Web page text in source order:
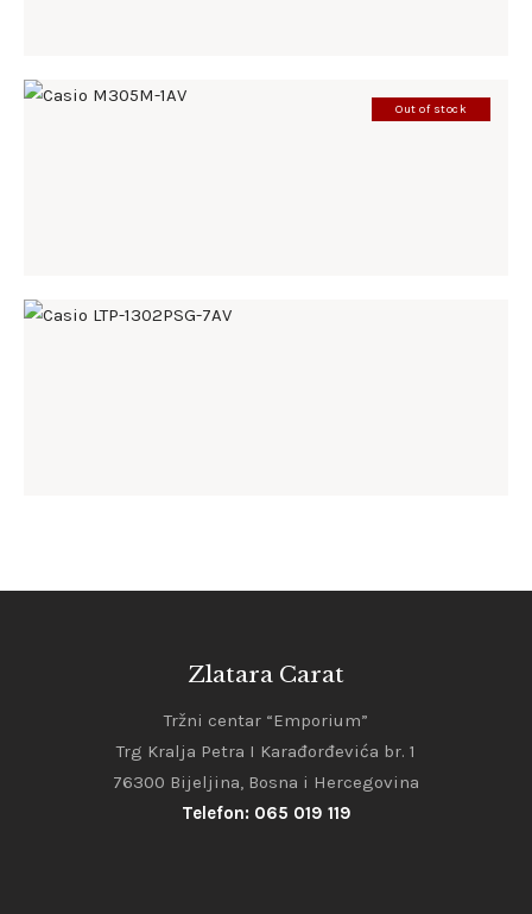
Out of stock
Zlatara Carat
Tržni centar “Emporium”
Trg Kralja Petra I Karađorđevića br. 1
76300 Bijeljina, Bosna i Hercegovina
Telefon: 065 019 119